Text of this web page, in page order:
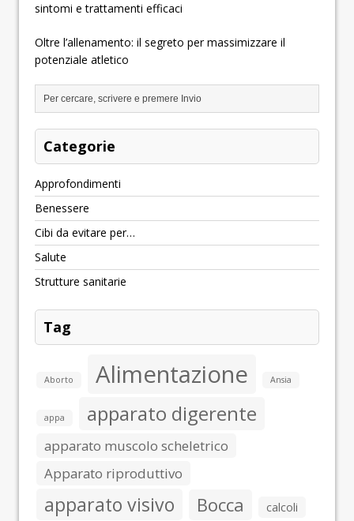
sintomi e trattamenti efficaci
Oltre l’allenamento: il segreto per massimizzare il
potenziale atletico
Categorie
Approfondimenti
Benessere
Cibi da evitare per…
Salute
Strutture sanitarie
Tag
Aborto Alimentazione Ansia
appa apparato digerente
apparato muscolo scheletrico
Apparato riproduttivo
apparato visivo Bocca
calcoli